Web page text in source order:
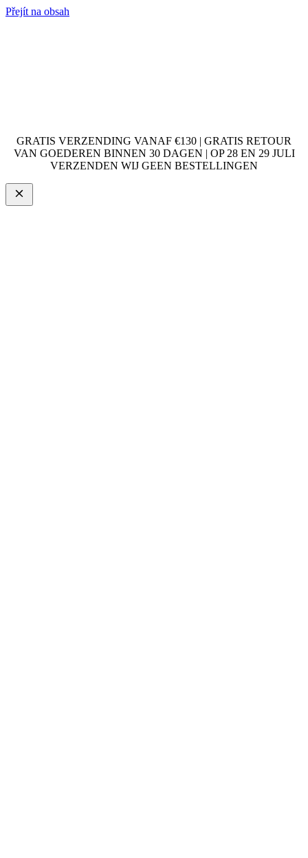
Přejít na obsah
GRATIS VERZENDING VANAF €130 | GRATIS RETOUR
VAN GOEDEREN BINNEN 30 DAGEN | OP 28 EN 29 JULI
VERZENDEN WIJ GEEN BESTELLINGEN